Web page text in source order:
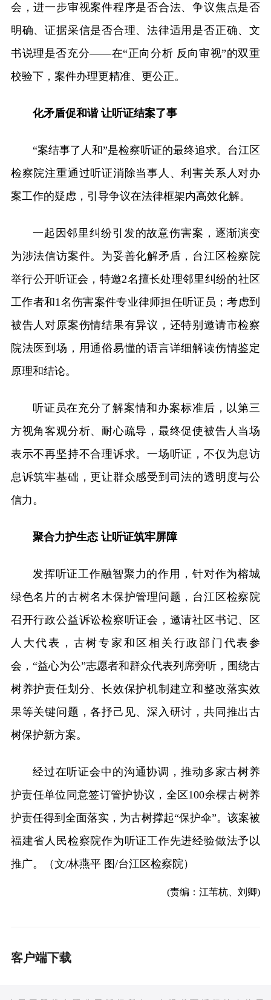
会，进一步审视案件程序是否合法、争议焦点是否
明确、证据采信是否合理、法律适用是否正确、文
书说理是否充分——在“正向分析 反向审视”的双重
校验下，案件办理更精准、更公正。
化矛盾促和谐 让听证结案了事
“案结事了人和”是检察听证的最终追求。台江区
检察院注重通过听证消除当事人、利害关系人对办
案工作的疑虑，引导争议在法律框架内高效化解。
一起因邻里纠纷引发的故意伤害案，逐渐演变
为涉法信访案件。为妥善化解矛盾，台江区检察院
举行公开听证会，特邀2名擅长处理邻里纠纷的社区
工作者和1名伤害案件专业律师担任听证员；考虑到
被告人对原案伤情结果有异议，还特别邀请市检察
院法医到场，用通俗易懂的语言详细解读伤情鉴定
原理和结论。
听证员在充分了解案情和办案标准后，以第三
方视角客观分析、耐心疏导，最终促使被告人当场
表示不再坚持不合理诉求。一场听证，不仅为息访
息诉筑牢基础，更让群众感受到司法的透明度与公
信力。
聚合力护生态 让听证筑牢屏障
发挥听证工作融智聚力的作用，针对作为榕城
绿色名片的古树名木保护管理问题，台江区检察院
召开行政公益诉讼检察听证会，邀请社区书记、区
人大代表，古树专家和区相关行政部门代表参
会，“益心为公”志愿者和群众代表列席旁听，围绕古
树养护责任划分、长效保护机制建立和整改落实效
果等关键问题，各抒己见、深入研讨，共同推出古
树保护新方案。
经过在听证会中的沟通协调，推动多家古树养
护责任单位同意签订管护协议，全区100余棵古树养
护责任得到全面落实，为古树撑起“保护伞”。该案被
福建省人民检察院作为听证工作先进经验做法予以
推广。（文/林燕平 图/台江区检察院）
(责编：江苇杭、刘卿)
客户端下载